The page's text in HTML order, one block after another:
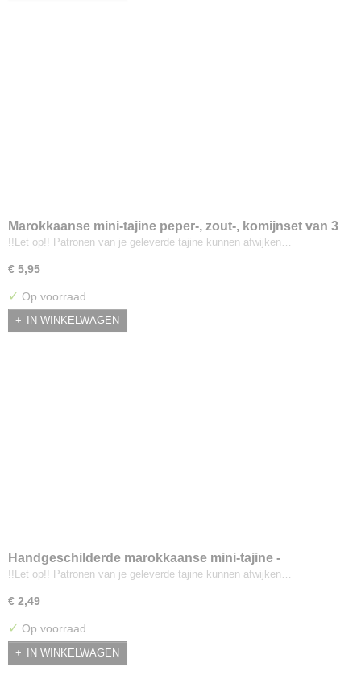
Marokkaanse mini-tajine peper-, zout-, komijnset van 3
(Blauw)
!!Let op!! Patronen van je geleverde tajine kunnen afwijken…
€ 5,95
✓ Op voorraad
IN WINKELWAGEN
Handgeschilderde marokkaanse mini-tajine -
Donkerblauw
!!Let op!! Patronen van je geleverde tajine kunnen afwijken…
€ 2,49
✓ Op voorraad
IN WINKELWAGEN